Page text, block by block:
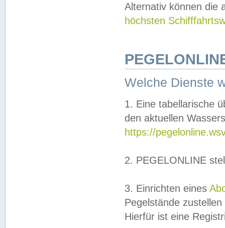
Alternativ können die
höchsten
Welche Dienste
1. Eine tabellarische
den aktuellen
https://
2. PEGELONLINE
3. Einrichten eines
Pegelstände
Hierfür ist eine